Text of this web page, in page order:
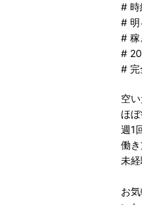
#
# 明
# 稼
#
#
空
ほ
週1
働
未
お